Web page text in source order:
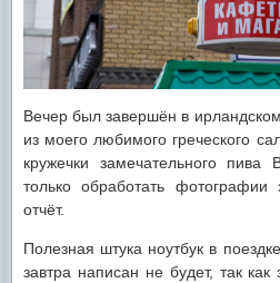
Вечер был завершён в
из моего любимого греческого
кружечки замечательного пива
только обработать
отчёт.
Полезная штука ноутбук в
завтра написан не будет, так